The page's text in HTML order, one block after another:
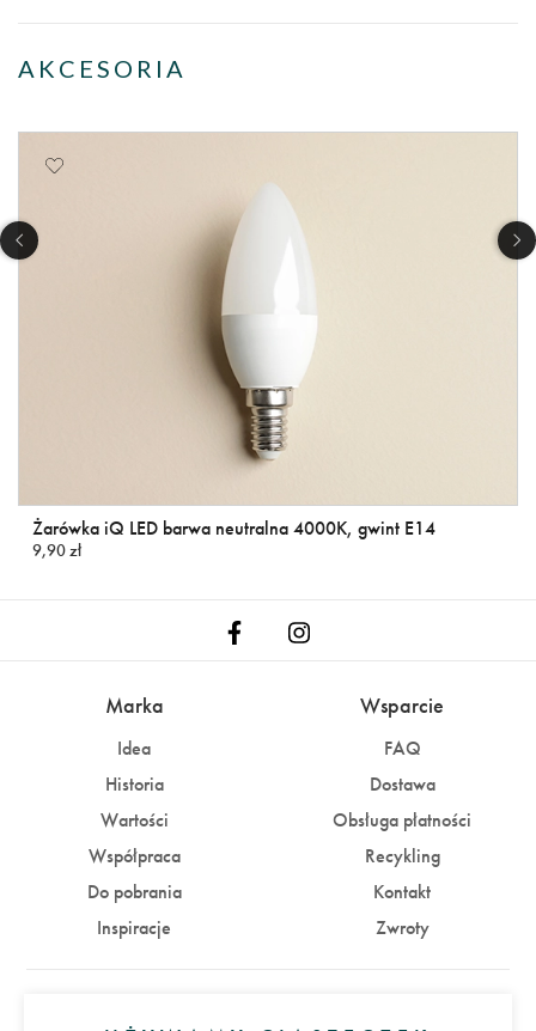
AKCESORIA
Żarówka iQ LED barwa neutralna 4000K, gwint E14
9,90 zł
Marka
Idea
Historia
Wartości
Współpraca
Do pobrania
Inspiracje
Wsparcie
FAQ
Dostawa
Obsługa płatności
Recykling
Kontakt
Zwroty